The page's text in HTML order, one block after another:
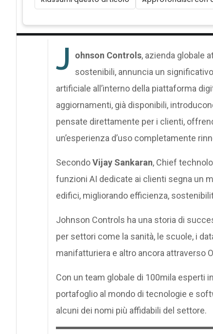
J ohnson Controls, azienda globale
sostenibili, annuncia un
artificiale all’interno della piattaforma
aggiornamenti, già disponibili,
pensate direttamente per i clienti,
un’esperienza d’uso completamente
SecondoVijay Sankaran, Chief
funzioni AI dedicate ai clienti segna un
edifici, migliorando efficienza,
Johnson Controls ha una storia di
per settori come la sanità, le scuole, i
manifatturiera e altro ancora attraverso
Con un team globale di 100mila esperti
portafoglio al mondo di tecnologie e
alcuni dei nomi più affidabili del settore.